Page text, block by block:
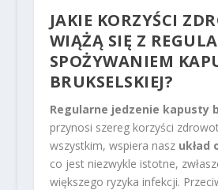
JAKIE KORZYŚCI
WIĄŻĄ SIĘ Z
SPOŻYWANIEM
BRUKSELSKIEJ?
Regularne jedzenie kapusty
przynosi szereg korzyści
wszystkim, wspiera nasz układ
co jest niezwykle istotne,
większego ryzyka infekcji.